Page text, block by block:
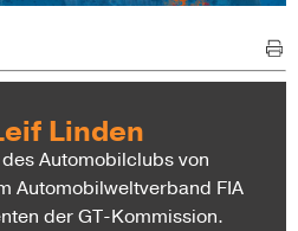
Linden
Automobilclubs von
Automobilweltverband FIA
der GT-Kommission.